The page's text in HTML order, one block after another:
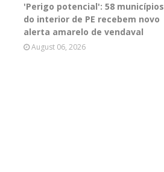
'Perigo potencial': 58 municípios
do interior de PE recebem novo
alerta amarelo de vendaval
August 06, 2026